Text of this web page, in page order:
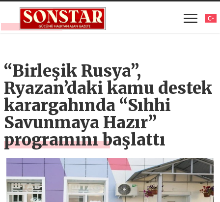
“Birleşik Rusya”,
Ryazan’daki kamu destek
karargahında “Sıhhi
Savunmaya Hazır”
programını başlattı